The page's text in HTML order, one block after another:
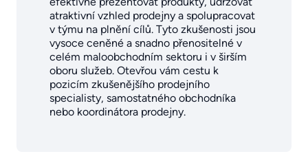
atraktivní vzhled prodejny a spolupracovat
v týmu na plnění cílů. Tyto zkušenosti jsou
vysoce ceněné a snadno přenositelné v
celém maloobchodním sektoru i v širším
oboru služeb. Otevřou vám cestu k
pozicím zkušenějšího prodejního
specialisty, samostatného obchodníka
nebo koordinátora prodejny.